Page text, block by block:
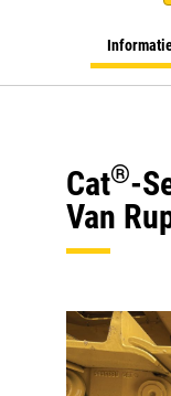
Cat®-
Van